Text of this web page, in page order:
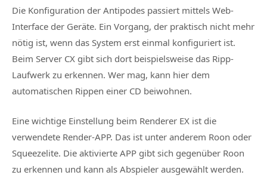
Die Konfiguration der Antipodes passiert mittels Web-
Interface der Geräte. Ein Vorgang, der praktisch nicht mehr
nötig ist, wenn das System erst einmal konfiguriert ist.
Beim Server CX gibt sich dort beispielsweise das Ripp-
Laufwerk zu erkennen. Wer mag, kann hier dem
automatischen Rippen einer CD beiwohnen.
Eine wichtige Einstellung beim Renderer EX ist die
verwendete Render-APP. Das ist unter anderem Roon oder
Squeezelite. Die aktivierte APP gibt sich gegenüber Roon
zu erkennen und kann als Abspieler ausgewählt werden.